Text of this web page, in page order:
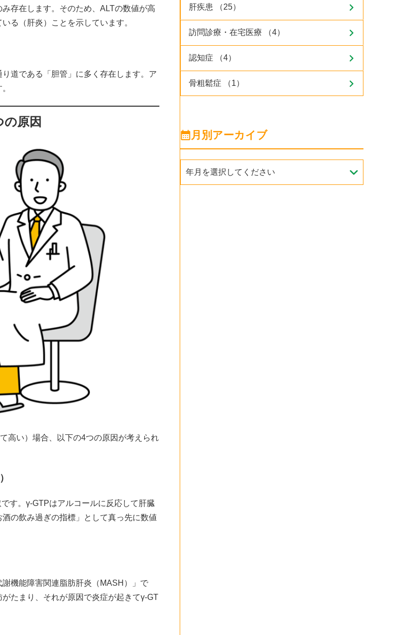
存在します。そのため、ALTの数値が高
る（肝炎）ことを示しています。
道である「胆管」に多く存在します。ア
の原因
高い）場合、以下の4つの原因が考えられ
す。γ-GTPはアルコールに反応して肝臓
の飲み過ぎの指標」として真っ先に数値
機能障害関連脂肪肝炎（MASH）」で
たまり、それが原因で炎症が起きてγ-GT
肝疾患 （25）
訪問診療・在宅医療 （4）
認知症 （4）
骨粗鬆症 （1）
月別アーカイブ
年月を選択してください